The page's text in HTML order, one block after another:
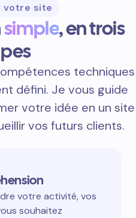
votre site
simple, en trois
techniques
défini. Je vous guide
votre idée en un site
vos futurs clients.
votre activité, vos
souhaitez